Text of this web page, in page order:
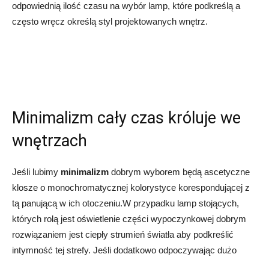
odpowiednią ilość czasu na wybór lamp, które podkreślą a
często wręcz określą styl projektowanych wnętrz.
Minimalizm cały czas króluje we
wnętrzach
Jeśli lubimy minimalizm dobrym wyborem będą ascetyczne
klosze o monochromatycznej kolorystyce korespondującej z
tą panującą w ich otoczeniu.W przypadku lamp stojących,
których rolą jest oświetlenie części wypoczynkowej dobrym
rozwiązaniem jest ciepły strumień światła aby podkreślić
intymność tej strefy. Jeśli dodatkowo odpoczywając dużo